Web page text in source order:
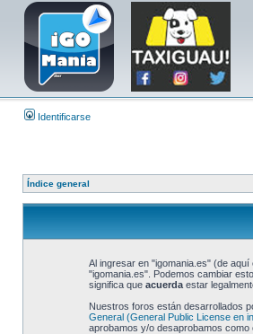
Identificarse
Índice general
Al ingresar en "igomania.es" (de
"igomania.es". Podemos cambiar
significa que acuerdaestar
Nuestros foros están desarrollados
General (General Public License en
aprobamos y/o desaprobamos